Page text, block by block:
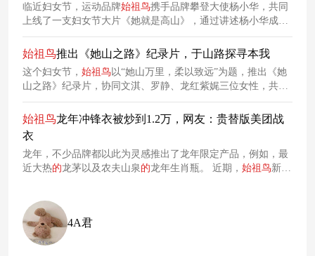
临近妇女节，运动品牌始祖鸟携手品牌攀登大使杨小华，共同
上线了一支妇女节大片《她就是高山》，通过讲述杨小华成为
中国第一位女性国际高山向导这一故事，鼓励更多女性勇攀高
峰，大胆挑战自然、挑战自我、追寻热爱。
始祖鸟推出《她山之路》纪录片，于山路探寻本我
这个妇女节， 始祖鸟以“她山万里，柔以致远”为题，推出《她
山之路》纪录片，协同文淇、罗静、龙红紫娓三位女性，共赴
一场循迹古道的跨地貌徒步之旅，于山路探寻本我。借此再度
延续品牌与在地的 共情连结，传递女性柔软力量。
始祖鸟龙年冲锋衣被炒到1.2万，网友：贵替版美团战
衣
龙年，不少品牌都以此为灵感推出了龙年限定产品，例如，最
近大热的龙茅以及农夫山泉 的 龙年生肖瓶。 近期， 始祖鸟新上
祖鸟“龙年限定”冲锋衣已被炒到1.2万元左右，涨价大约一半。
对此不少人开始调侃这件看起来平平无奇
为这件冲锋衣外观像极了贵替
4A君